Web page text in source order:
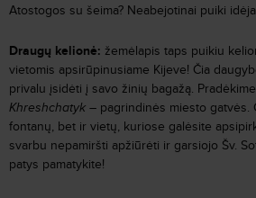
Atostogos su šeima? Neabejotinai puiki
Draugų kelionė: žemėlapis taps puikiu
vietomis apsirūpinusiame Kijeve! Čia
privalu įsidėti į savo žinių bagažą.
Khreshchatyk – pagrindinės miesto gatvės.
fontanų, bet ir vietų, kuriose galėsite
svarbu nepamiršti apžiūrėti ir garsiojo Šv.
patys pamatykite!